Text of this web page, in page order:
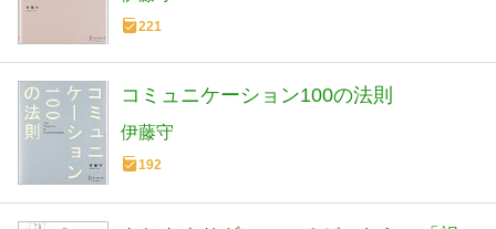
221
コミュニケーション100の法則
伊藤守
192